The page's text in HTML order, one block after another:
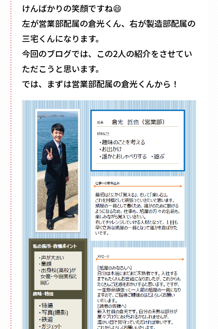
けんばかりの笑顔ですね😄
左が営業部配属の倉光くん、右が製造部配属の
三宅くんになります。
今回のブログでは、この2人の紹介をさせてい
ただこうと思います。
では、まずは営業部配属の倉光くんから！